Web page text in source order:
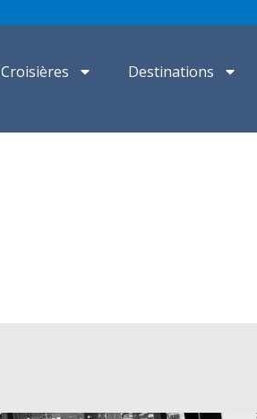
Croisières Destinations